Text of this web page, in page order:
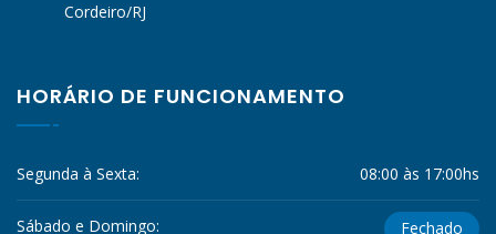
Cordeiro/RJ
HORÁRIO DE FUNCIONAMENTO
Segunda à Sexta: 08:00 às 17:00hs
Sábado e Domingo: Fechado